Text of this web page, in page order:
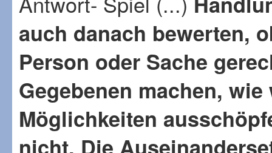
auch danach bewerten,
Person oder Sache
Gegebenen machen,
Möglichkeiten
nicht. Die